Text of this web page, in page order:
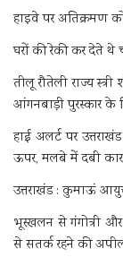
हाइवे पर अतिक्रमण
घरों की रेकी कर देते थे
तीलू रौतेली राज्य
आंगनबाड़ी पुरस्कार के
हाई अलर्ट पर
ऊपर, मलबे में दबी कार
उत्तराखंड : कुमाऊं
भूस्खलन से गंगोत्री और
से सतर्क रहने की